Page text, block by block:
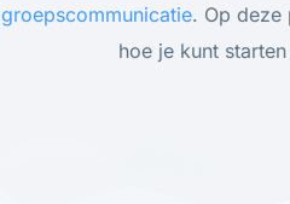
groepscommunicatie. Op deze
hoe je kunt